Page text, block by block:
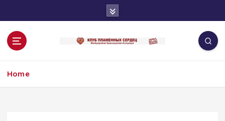
o
Home